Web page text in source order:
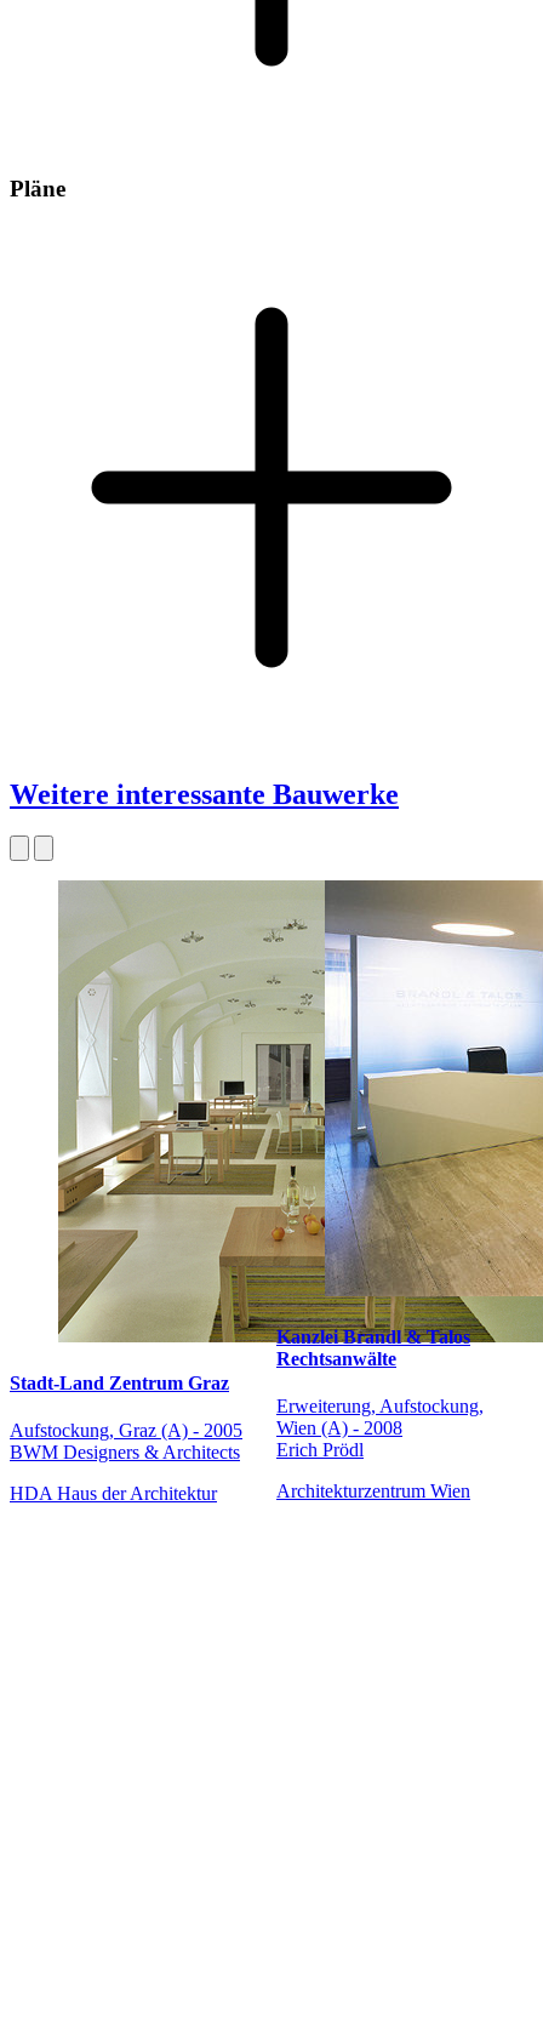
Pläne
Weitere interessante Bauwerke
Stadt-Land Zentrum Graz
Aufstockung, Graz (A) - 2005
BWM Designers & Architects
HDA Haus der Architektur
Kanzlei Brandl & Talos
Rechtsanwälte
Erweiterung, Aufstockung,
Wien (A) - 2008
Erich Prödl
Architekturzentrum Wien